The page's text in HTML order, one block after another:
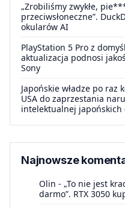
„Zrobiliśmy zwykłe,
przeciwsłoneczne”.
okularów AI
PlayStation 5 Pro z
aktualizacja podnosi
Sony
Japońskie władze po
USA do zaprzestania
intelektualnej
Najnowsze
Olin - „To nie jest
darmo”. RTX 3050